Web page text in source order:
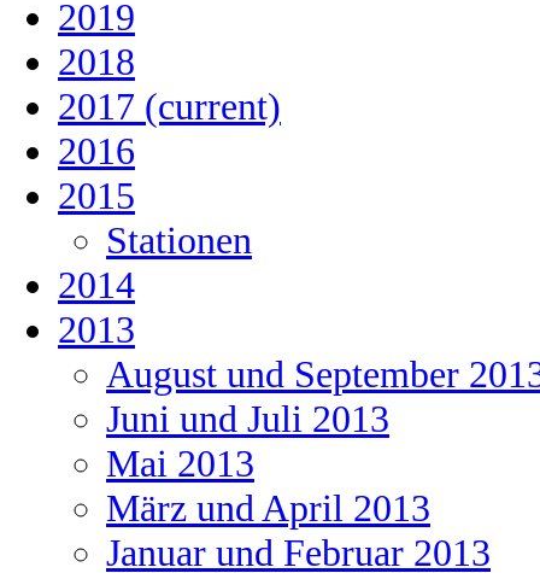
2019
2018
2017 (current)
2016
2015
Stationen
2014
2013
August und September
Juni und Juli 2013
Mai 2013
März und April 2013
Januar und Februar 2013